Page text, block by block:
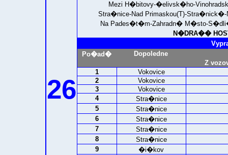
26
Mezi H�bitovy-�elivsk�ho-
Stra�nice-Nad Primaskou(T)-
Na Pades�t�m-Zahradn� M�sto-
N�DRA��
Po�ad�
Dopoledne
Z
1
Vokovice
2
Vokovice
3
Vokovice
4
Stra�nice
5
Stra�nice
6
Stra�nice
7
Stra�nice
8
Stra�nice
9
�i�kov